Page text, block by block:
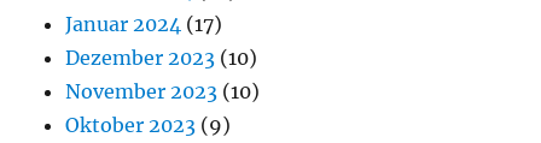
Januar 2024 (17)
Dezember 2023 (10)
November 2023 (10)
Oktober 2023 (9)